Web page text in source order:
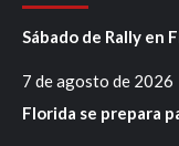
Sábado de Rally en
7 de agosto de 2026
Florida se prepara